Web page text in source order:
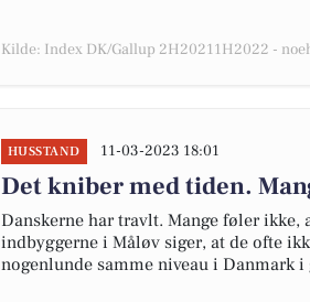
Kilde: Index DK/Gallup 2H20211H2022 -
HUSSTAND 11-03-2023 18:01
Det kniber med tiden.
Danskerne har travlt. Mange føler
indbyggerne i Måløv siger, at de ofte
nogenlunde samme niveau i Danmark i